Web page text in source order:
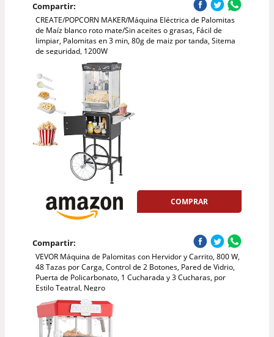
Compartir:
CREATE/POPCORN MAKER/Máquina Eléctrica de Palomitas
de Maíz blanco roto mate/Sin aceites o grasas, Fácil de
limpiar, Palomitas en 3 min, 80g de maiz por tanda, Sitema
de seguridad, 1200W
COMPRAR
Compartir:
VEVOR Máquina de Palomitas con Hervidor y Carrito, 800 W,
48 Tazas por Carga, Control de 2 Botones, Pared de Vidrio,
Puerta de Policarbonato, 1 Cucharada y 3 Cucharas, por
Estilo Teatral, Negro